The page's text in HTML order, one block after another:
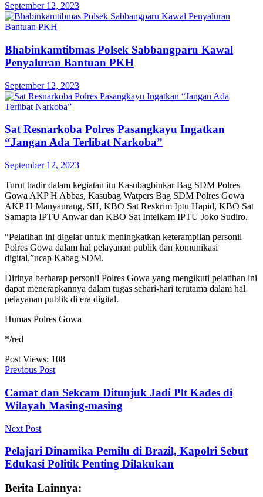
September 12, 2023
Bhabinkamtibmas Polsek Sabbangparu Kawal
Penyaluran Bantuan PKH
September 12, 2023
Sat Resnarkoba Polres Pasangkayu Ingatkan
“Jangan Ada Terlibat Narkoba”
September 12, 2023
Turut hadir dalam kegiatan itu Kasubagbinkar Bag SDM Polres
Gowa AKP H Abbas, Kasubag Watpers Bag SDM Polres Gowa
AKP H Manyaurang, SH, KBO Sat Reskrim Iptu Hapid, KBO Sat
Samapta IPTU Anwar dan KBO Sat Intelkam IPTU Joko Sudiro.
“Pelatihan ini digelar untuk meningkatkan keterampilan personil
Polres Gowa dalam hal pelayanan publik dan komunikasi
digital,”ucap Kabag SDM.
Dirinya berharap personil Polres Gowa yang mengikuti pelatihan ini
dapat menerapkannya dalam tugas sehari-hari terutama dalam hal
pelayanan publik di era digital.
Humas Polres Gowa
*/red
Post Views: 108
Previous Post
Camat dan Sekcam Ditunjuk Jadi Plt Kades di
Wilayah Masing-masing
Next Post
Pelajari Dinamika Pemilu di Brazil, Kapolri Sebut
Edukasi Politik Penting Dilakukan
Berita Lainnya: